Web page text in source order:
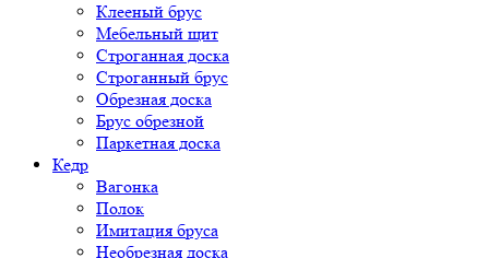
Клееный брус
Мебельный щит
Строганная доска
Строганный брус
Обрезная доска
Брус обрезной
Паркетная доска
Кедр
Вагонка
Полок
Имитация бруса
Необрезная доска